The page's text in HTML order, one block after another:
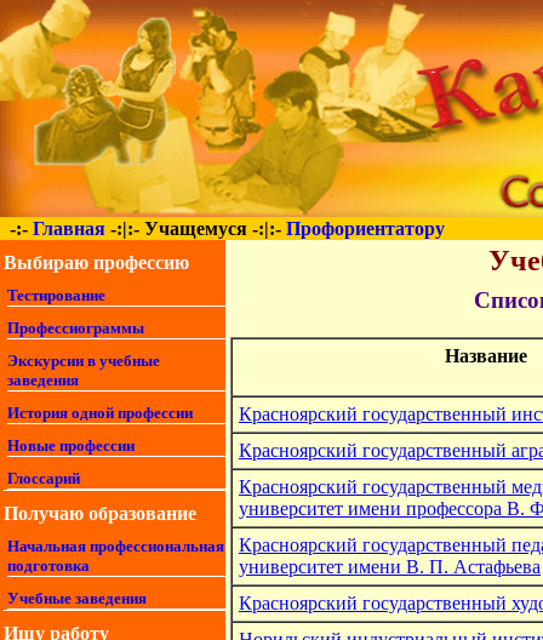
-:- Главная -:|:- Учащемуся -:|:- Профориентатору
Выбираю профессию
Тестирование
Профессиограммы
Экскурсии в учебные
заведения
История одной профессии
Новые профессии
Глоссарий
Получаю образование
Начальная профессиональная
подготовка
Учебные заведения
Ищу работу
Название
Красноярский государственный
Красноярский государственный
Красноярский государственный
университет имени профессора В.
Красноярский государственный
университет имени В. П. Астафьева
Красноярский государственный